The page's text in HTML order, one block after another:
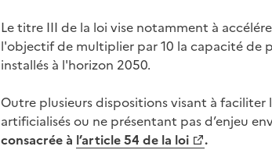
Le titre III de la loi vise notamment à
l'objectif de multiplier par 10 la capacité de
installés à l'horizon 2050.
Outre plusieurs dispositions visant à
artificialisés ou ne présentant pas d’enjeu
consacrée à l’article 54 de la loi
.